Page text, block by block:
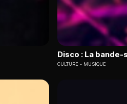
Disco : La
CULTURE MUSIQUE